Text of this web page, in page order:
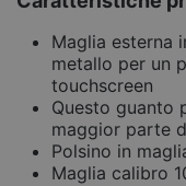
Maglia esterna
metallo per un
touchscreen
Questo guanto
maggior parte
Polsino in
Maglia calibro